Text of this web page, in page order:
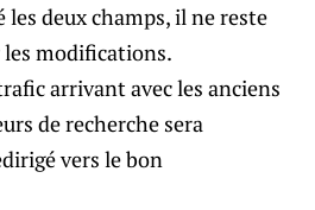
deux champs, il ne reste
les modifications.
arrivant avec les anciens
de recherche sera
vers le bon